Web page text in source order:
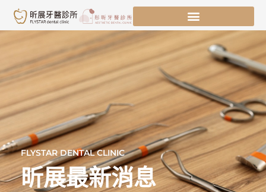
主
容
FLYSTAR DENTAL CLINIC
昕展最新消息